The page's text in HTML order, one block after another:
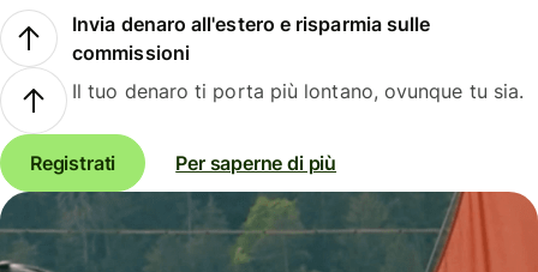
Invia denaro all'estero e risparmia sulle
commissioni
Il tuo denaro ti porta più lontano, ovunque tu sia.
Registrati Per saperne di più